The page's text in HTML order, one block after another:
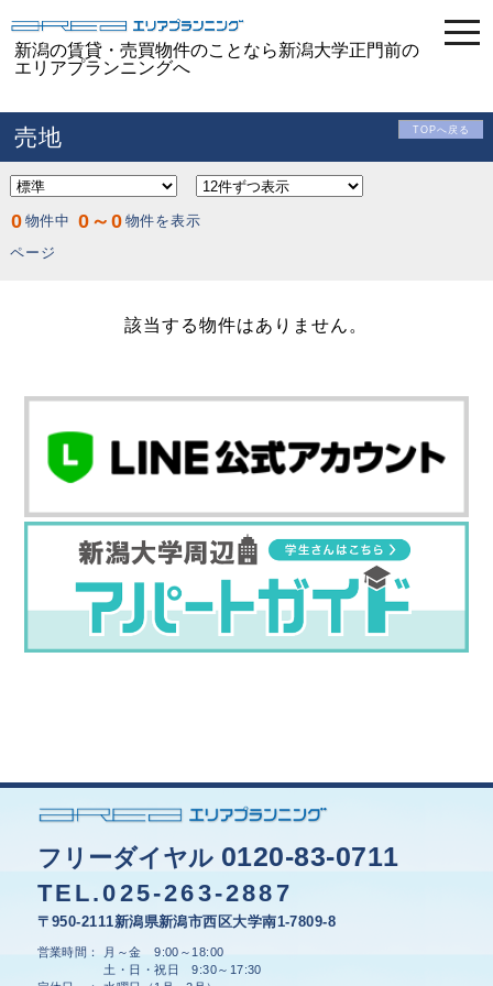
新潟の賃貸・売買物件のことなら新潟大学正門前の
エリアプランニングへ
売地
0 物件中 0～0 物件を表示
ページ
TOPへ戻る
該当する物件はありません。
フリーダイヤル0120-83-0711
TEL.025-263-2887
〒950-2111新潟県新潟市西区大学南1-7809-8
営業時間： 月～金 9:00～18:00
土・日・祝日 9:30～17:30